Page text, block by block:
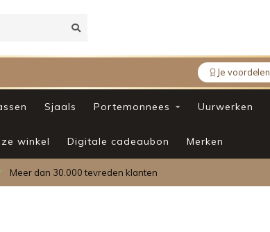
Je voordelen
Sjaals Portemonnees Uurwerken
winkel Digitale cadeaubon Merken
Meer dan 30.000 tevreden klanten